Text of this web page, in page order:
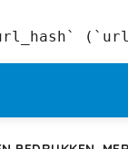
`url_hash`